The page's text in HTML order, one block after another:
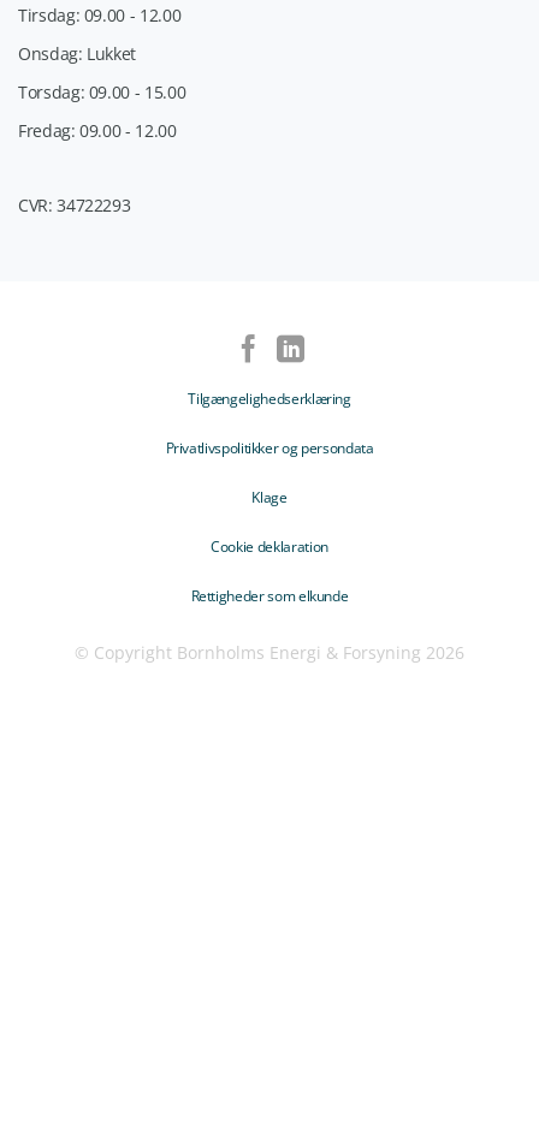
Tirsdag: 09.00 - 12.00
Onsdag: Lukket
Torsdag: 09.00 - 15.00
Fredag: 09.00 - 12.00
CVR: 34722293
Tilgængelighedserklæring
Privatlivspolitikker og persondata
Klage
Cookie deklaration
Rettigheder som elkunde
© Copyright Bornholms Energi & Forsyning 2026